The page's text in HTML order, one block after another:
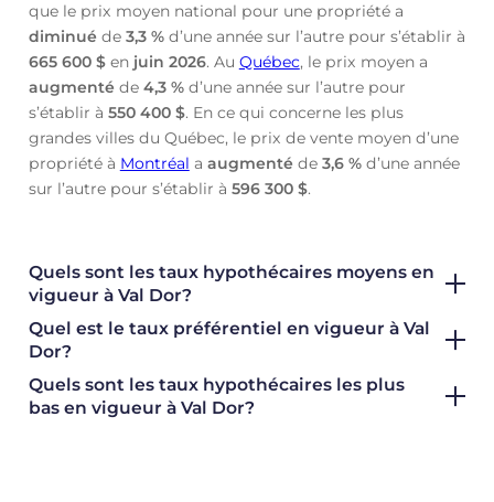
que le prix moyen national pour une propriété a
diminué de 3,3 %d’une année sur l’autre pour s’établir à
665 600 $en juin 2026. Au Québec, le prix moyen a
augmenté de 4,3 %d’une année sur l’autre pour
s’établir à 550 400 $. En ce qui concerne les plus
grandes villes du Québec, le prix de vente moyen d’une
propriété à Montréal a augmenté de 3,6 %d’une année
sur l’autre pour s’établir à 596 300 $.
Quels sont les taux hypothécaires moyens en
vigueur à Val Dor?
Quel est le taux préférentiel en vigueur à Val
Dor?
Quels sont les taux hypothécaires les plus
bas en vigueur à Val Dor?